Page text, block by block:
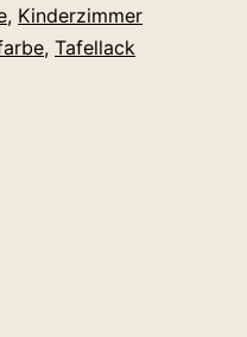
schönsten
Ideen
, Kinderzimmer
, Tafellack